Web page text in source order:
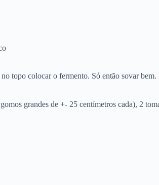
topo colocar o fermento. Só então sovar
grandes de +- 25 centímetros cada), 2